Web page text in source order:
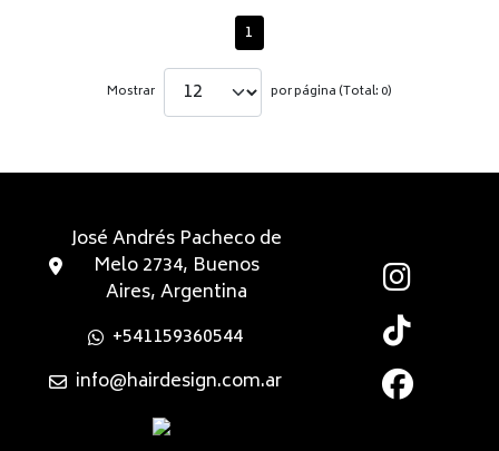
1
Mostrar por página (Total: 0)
José Andrés Pacheco de
Melo 2734, Buenos
Aires, Argentina
+541159360544
info@hairdesign.com.ar